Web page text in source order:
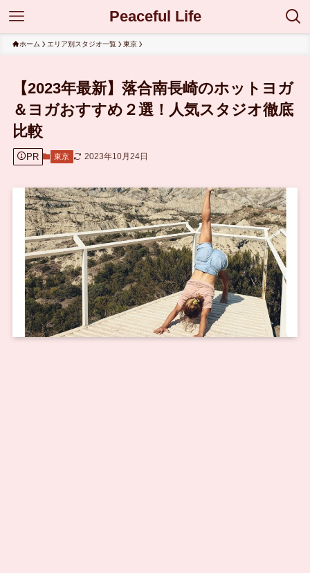
Peaceful Life
ホーム エリア別スタジオ一覧 東京
【2023年最新】落合南長崎のホットヨガ
＆ヨガおすすめ２選！人気スタジオ徹底
比較
PR 東京 2023年10月24日